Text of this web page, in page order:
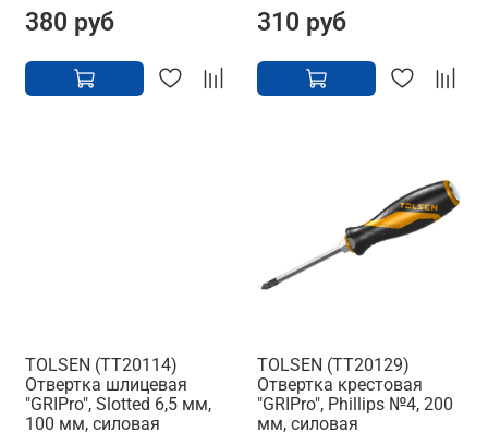
380 руб 310 руб
TOLSEN (TT20114)
Отвертка шлицевая
"GRIPro", Slotted 6,5 мм,
100 мм, силовая
TOLSEN (TT20129)
Отвертка крестовая
"GRIPro", Phillips №4, 200
мм, силовая